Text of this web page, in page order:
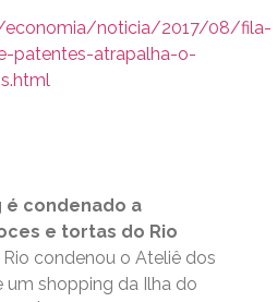
noticia/2017/08/fila-
patentes-atrapalha-o-
é condenado a
e tortas do Rio
condenou o Ateliê dos
um shopping da Ilha do